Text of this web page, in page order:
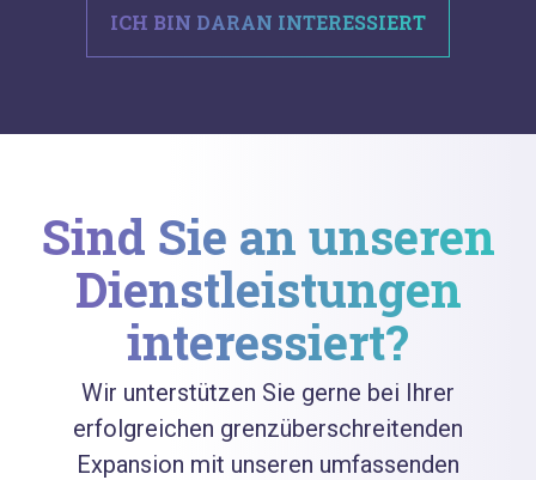
ICH BIN DARAN INTERESSIERT
Sind Sie an unseren
Dienstleistungen
interessiert?
Wir unterstützen Sie gerne bei Ihrer
erfolgreichen grenzüberschreitenden
Expansion mit unseren umfassenden